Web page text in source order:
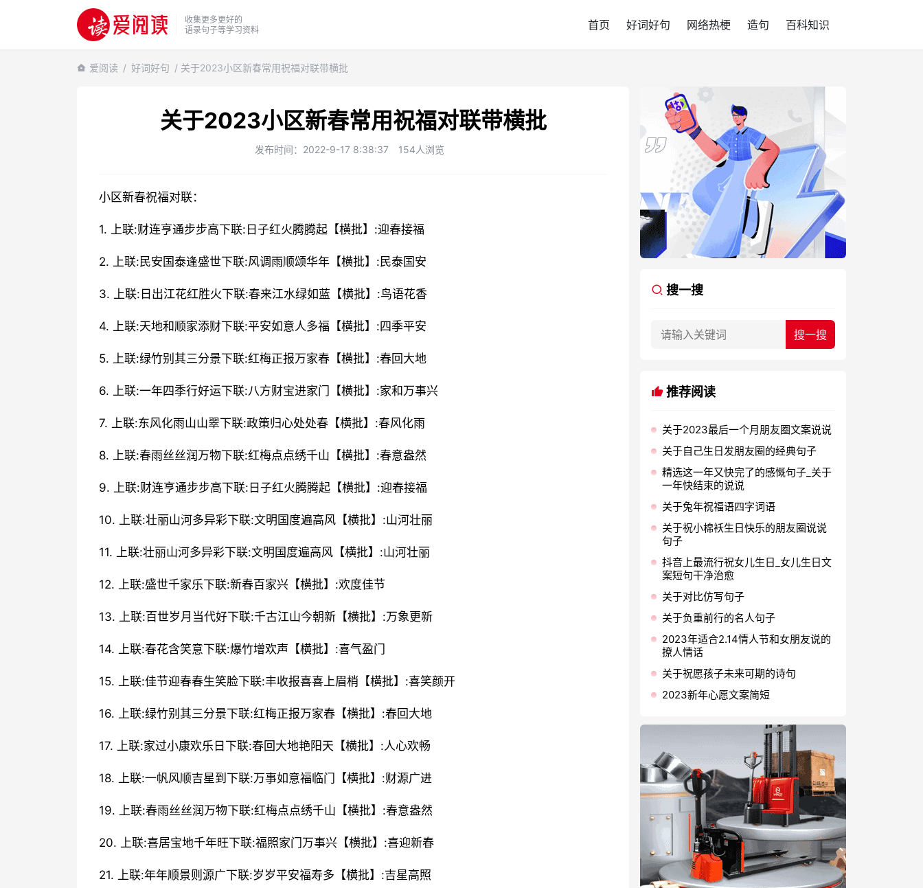
收集更多更好的
语录句子等学习资料
首页 好词好句 网络热梗 造句 百科知识
爱阅读 / 好词好句 / 关于2023小区新春常用祝福对联带横批
关于2023小区新春常用祝福对联带横批
发布时间：2022-9-17 8:38:37 154人浏览
小区新春祝福对联：
1. 上联:财连亨通步步高下联:日子红火腾腾起【横批】:迎春接福
2. 上联:民安国泰逢盛世下联:风调雨顺颂华年【横批】:民泰国安
3. 上联:日出江花红胜火下联:春来江水绿如蓝【横批】:鸟语花香
4. 上联:天地和顺家添财下联:平安如意人多福【横批】:四季平安
5. 上联:绿竹别其三分景下联:红梅正报万家春【横批】:春回大地
6. 上联:一年四季行好运下联:八方财宝进家门【横批】:家和万事兴
7. 上联:东风化雨山山翠下联:政策归心处处春【横批】:春风化雨
8. 上联:春雨丝丝润万物下联:红梅点点绣千山【横批】:春意盎然
9. 上联:财连亨通步步高下联:日子红火腾腾起【横批】:迎春接福
10. 上联:壮丽山河多异彩下联:文明国度遍高风【横批】:山河壮丽
11. 上联:壮丽山河多异彩下联:文明国度遍高风【横批】:山河壮丽
12. 上联:盛世千家乐下联:新春百家兴【横批】:欢度佳节
13. 上联:百世岁月当代好下联:千古江山今朝新【横批】:万象更新
14. 上联:春花含笑意下联:爆竹增欢声【横批】:喜气盈门
15. 上联:佳节迎春春生笑脸下联:丰收报喜喜上眉梢【横批】:喜笑颜开
16. 上联:绿竹别其三分景下联:红梅正报万家春【横批】:春回大地
17. 上联:家过小康欢乐日下联:春回大地艳阳天【横批】:人心欢畅
18. 上联:一帆风顺吉星到下联:万事如意福临门【横批】:财源广进
19. 上联:春雨丝丝润万物下联:红梅点点绣千山【横批】:春意盎然
20. 上联:喜居宝地千年旺下联:福照家门万事兴【横批】:喜迎新春
21. 上联:年年顺景则源广下联:岁岁平安福寿多【横批】:吉星高照
搜一搜
推荐阅读
关于2023最后一个月朋友圈文案说说
关于自己生日发朋友圈的经典句子
精选这一年又快完了的感慨句子_关于
一年快结束的说说
关于兔年祝福语四字词语
关于祝小棉袄生日快乐的朋友圈说说
句子
抖音上最流行祝女儿生日_女儿生日文
案短句干净治愈
关于对比仿写句子
关于负重前行的名人句子
2023年适合2.14情人节和女朋友说的
撩人情话
关于祝愿孩子未来可期的诗句
2023新年心愿文案简短